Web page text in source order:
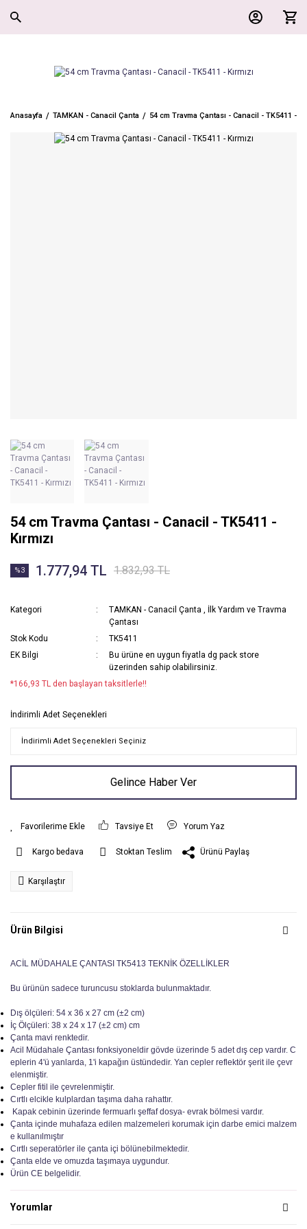
Anasayfa TAMKAN - Canacil Çanta 54 cm Travma Çantası - Canacil - TK5411 -
54 cm Travma Çantası - Canacil - TK5411 -
Kırmızı
%3 1.777,94 TL 1.832,93 TL
Kategori TAMKAN - Canacil Çanta , İlk Yardım ve Travma
Çantası
Stok Kodu
TK5411
EK Bilgi
Bu ürüne en uygun fiyatla dg pack store
üzerinden sahip olabilirsiniz.
*166,93 TL den başlayan taksitlerle!!
İndirimli Adet Seçenekleri
Gelince Haber Ver
Tavsiye Et Yorum Yaz
Kargo bedava Stoktan Teslim Ürünü Paylaş
Karşılaştır
Ürün Bilgisi
ACİL MÜDAHALE ÇANTASI TK5413 TEKNİK ÖZELLİKLER
Bu ürünün sadece turuncusu stoklarda bulunmaktadır.
Dış ölçüleri: 54 x 36 x 27 cm (±2 cm)
İç Ölçüleri: 38 x 24 x 17 (±2 cm) cm
Çanta mavi renktedir.
Acil Müdahale Çantası fonksiyoneldir gövde üzerinde 5 adet dış cep vardır. C
eplerin 4'ü yanlarda, 1'i kapağın üstündedir. Yan cepler reflektör şerit ile çevr
elenmiştir.
Cepler fitil ile çevrelenmiştir.
Cırtlı elcikle kulplardan taşıma daha rahattır.
Kapak cebinin üzerinde fermuarlı şeffaf dosya- evrak bölmesi vardır.
Çanta içinde muhafaza edilen malzemeleri korumak için darbe emici malzem
e kullanılmıştır
Cırtlı seperatörler ile çanta içi bölünebilmektedir.
Çanta elde ve omuzda taşımaya uygundur.
Ürün CE belgelidir.
Yorumlar